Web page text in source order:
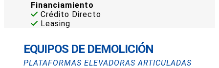
Financiamiento
Crédito Directo
Leasing
EQUIPOS DE DEMOLICIÓN
PLATAFORMAS ELEVADORAS ARTICULADAS